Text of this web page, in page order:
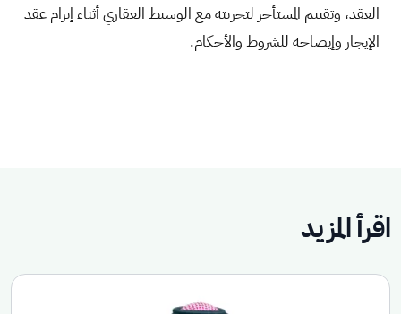
العقد، وتقييم المستأجر لتجربته مع الوسيط العقاري أثناء إبرام عقد
الإيجار وإيضاحه للشروط والأحكام.
اقرأ المزيد